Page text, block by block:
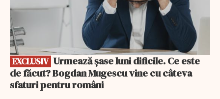
EXCLUSIV
de făcut? Bogdan Mugescu vine cu câteva
sfaturi pentru români